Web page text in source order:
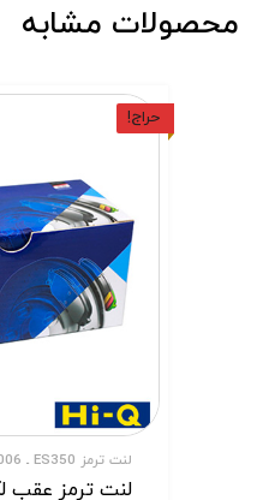
محصولات مشابه
حراج!
لنت ترمز ES350 ـ 2006 تا 2013 اتاق (XV40)